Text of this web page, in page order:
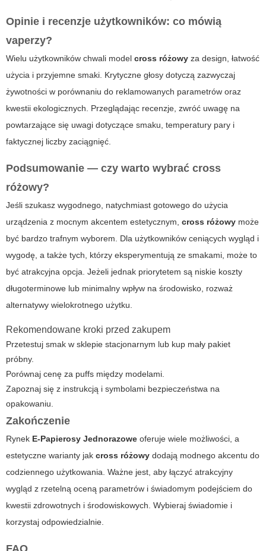
Opinie i recenzje użytkowników: co mówią
vaperzy?
Wielu użytkowników chwali model cross różowy za design, łatwość
użycia i przyjemne smaki. Krytyczne głosy dotyczą zazwyczaj
żywotności w porównaniu do reklamowanych parametrów oraz
kwestii ekologicznych. Przeglądając recenzje, zwróć uwagę na
powtarzające się uwagi dotyczące smaku, temperatury pary i
faktycznej liczby zaciągnięć.
Podsumowanie — czy warto wybrać cross
różowy?
Jeśli szukasz wygodnego, natychmiast gotowego do użycia
urządzenia z mocnym akcentem estetycznym, cross różowy może
być bardzo trafnym wyborem. Dla użytkowników ceniących wygląd i
wygodę, a także tych, którzy eksperymentują ze smakami, może to
być atrakcyjna opcja. Jeżeli jednak priorytetem są niskie koszty
długoterminowe lub minimalny wpływ na środowisko, rozważ
alternatywy wielokrotnego użytku.
Rekomendowane kroki przed zakupem
Przetestuj smak w sklepie stacjonarnym lub kup mały pakiet
próbny.
Porównaj cenę za puffs między modelami.
Zapoznaj się z instrukcją i symbolami bezpieczeństwa na
opakowaniu.
Zakończenie
Rynek E-Papierosy Jednorazowe oferuje wiele możliwości, a
estetyczne warianty jak cross różowy dodają modnego akcentu do
codziennego użytkowania. Ważne jest, aby łączyć atrakcyjny
wygląd z rzetelną oceną parametrów i świadomym podejściem do
kwestii zdrowotnych i środowiskowych. Wybieraj świadomie i
korzystaj odpowiedzialnie.
FAQ